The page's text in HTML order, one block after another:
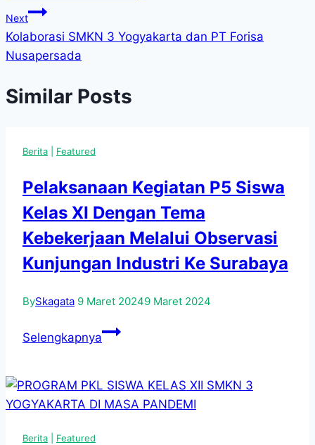
Next
Kolaborasi SMKN 3 Yogyakarta dan PT Forisa
Nusapersada
Similar Posts
Berita Featured
Pelaksanaan Kegiatan P5 Siswa
Kelas XI Dengan Tema
Kebekerjaan Melalui Observasi
Kunjungan Industri Ke Surabaya
BySkagata 9 Maret 20249 Maret 2024
SelengkapnyaPelaksanaan
Siswa
Kelas
Berita Featured